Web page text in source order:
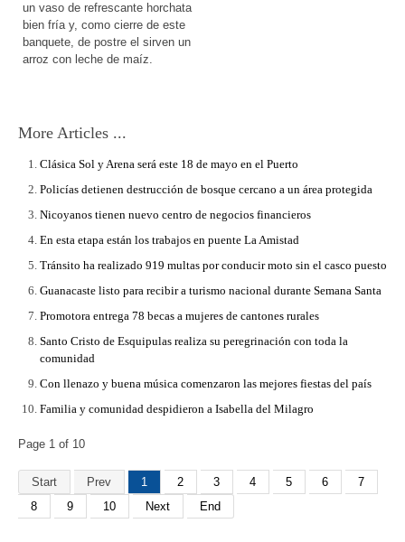
un vaso de refrescante horchata
bien fría y, como cierre de este
banquete, de postre el sirven un
arroz con leche de maíz.
More Articles ...
Clásica Sol y Arena será este 18 de mayo en el Puerto
Policías detienen destrucción de bosque cercano a un área protegida
Nicoyanos tienen nuevo centro de negocios financieros
En esta etapa están los trabajos en puente La Amistad
Tránsito ha realizado 919 multas por conducir moto sin el casco puesto
Guanacaste listo para recibir a turismo nacional durante Semana Santa
Promotora entrega 78 becas a mujeres de cantones rurales
Santo Cristo de Esquipulas realiza su peregrinación con toda la
comunidad
Con llenazo y buena música comenzaron las mejores fiestas del país
Familia y comunidad despidieron a Isabella del Milagro
Page 1 of 10
Start Prev 1 2 3 4 5 6
7
8
9 10 Next End